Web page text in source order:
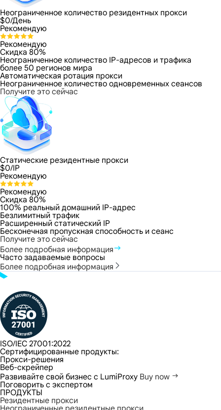
Неограниченное количество резидентных прокси
$0/День
Рекомендую
Рекомендую
Скидка 80%
Неограниченное количество IP-адресов и трафика
более 50 регионов мира
Автоматическая ротация прокси
Неограниченное количество одновременных сеансов
Получите это сейчас
Статические резидентные прокси
$0/IP
Рекомендую
Рекомендую
Скидка 80%
100% реальный домашний IP-адрес
Безлимитный трафик
Расширенный статический IP
Бесконечная пропускная способность и сеанс
Получите это сейчас
Более подробная информация
Часто задаваемые вопросы
Более подробная информация
ISO/IEC 27001:2022
Сертифицированные продукты:
Прокси-решения
Веб-скрейпер
Развивайте свой бизнес с LumiProxy Buy now
Поговорить с экспертом
ПРОДУКТЫ
Резидентные прокси